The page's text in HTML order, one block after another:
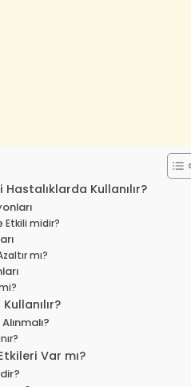
Kullanılır?
Etkili midir?
mı?
Var mı?